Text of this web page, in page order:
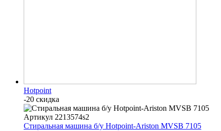
Hotpoint
-20 скидка
Стиральная машина б/у Hotpoint-Ariston MVSB 7105